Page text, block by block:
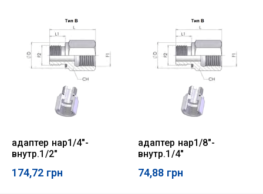
адаптер нар1/4"-
внутр.1/2"
174,72 грн
адаптер нар1/8"-
внутр.1/4"
74,88 грн